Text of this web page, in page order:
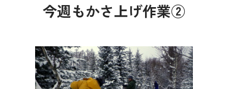
今週もかさ上げ作業②